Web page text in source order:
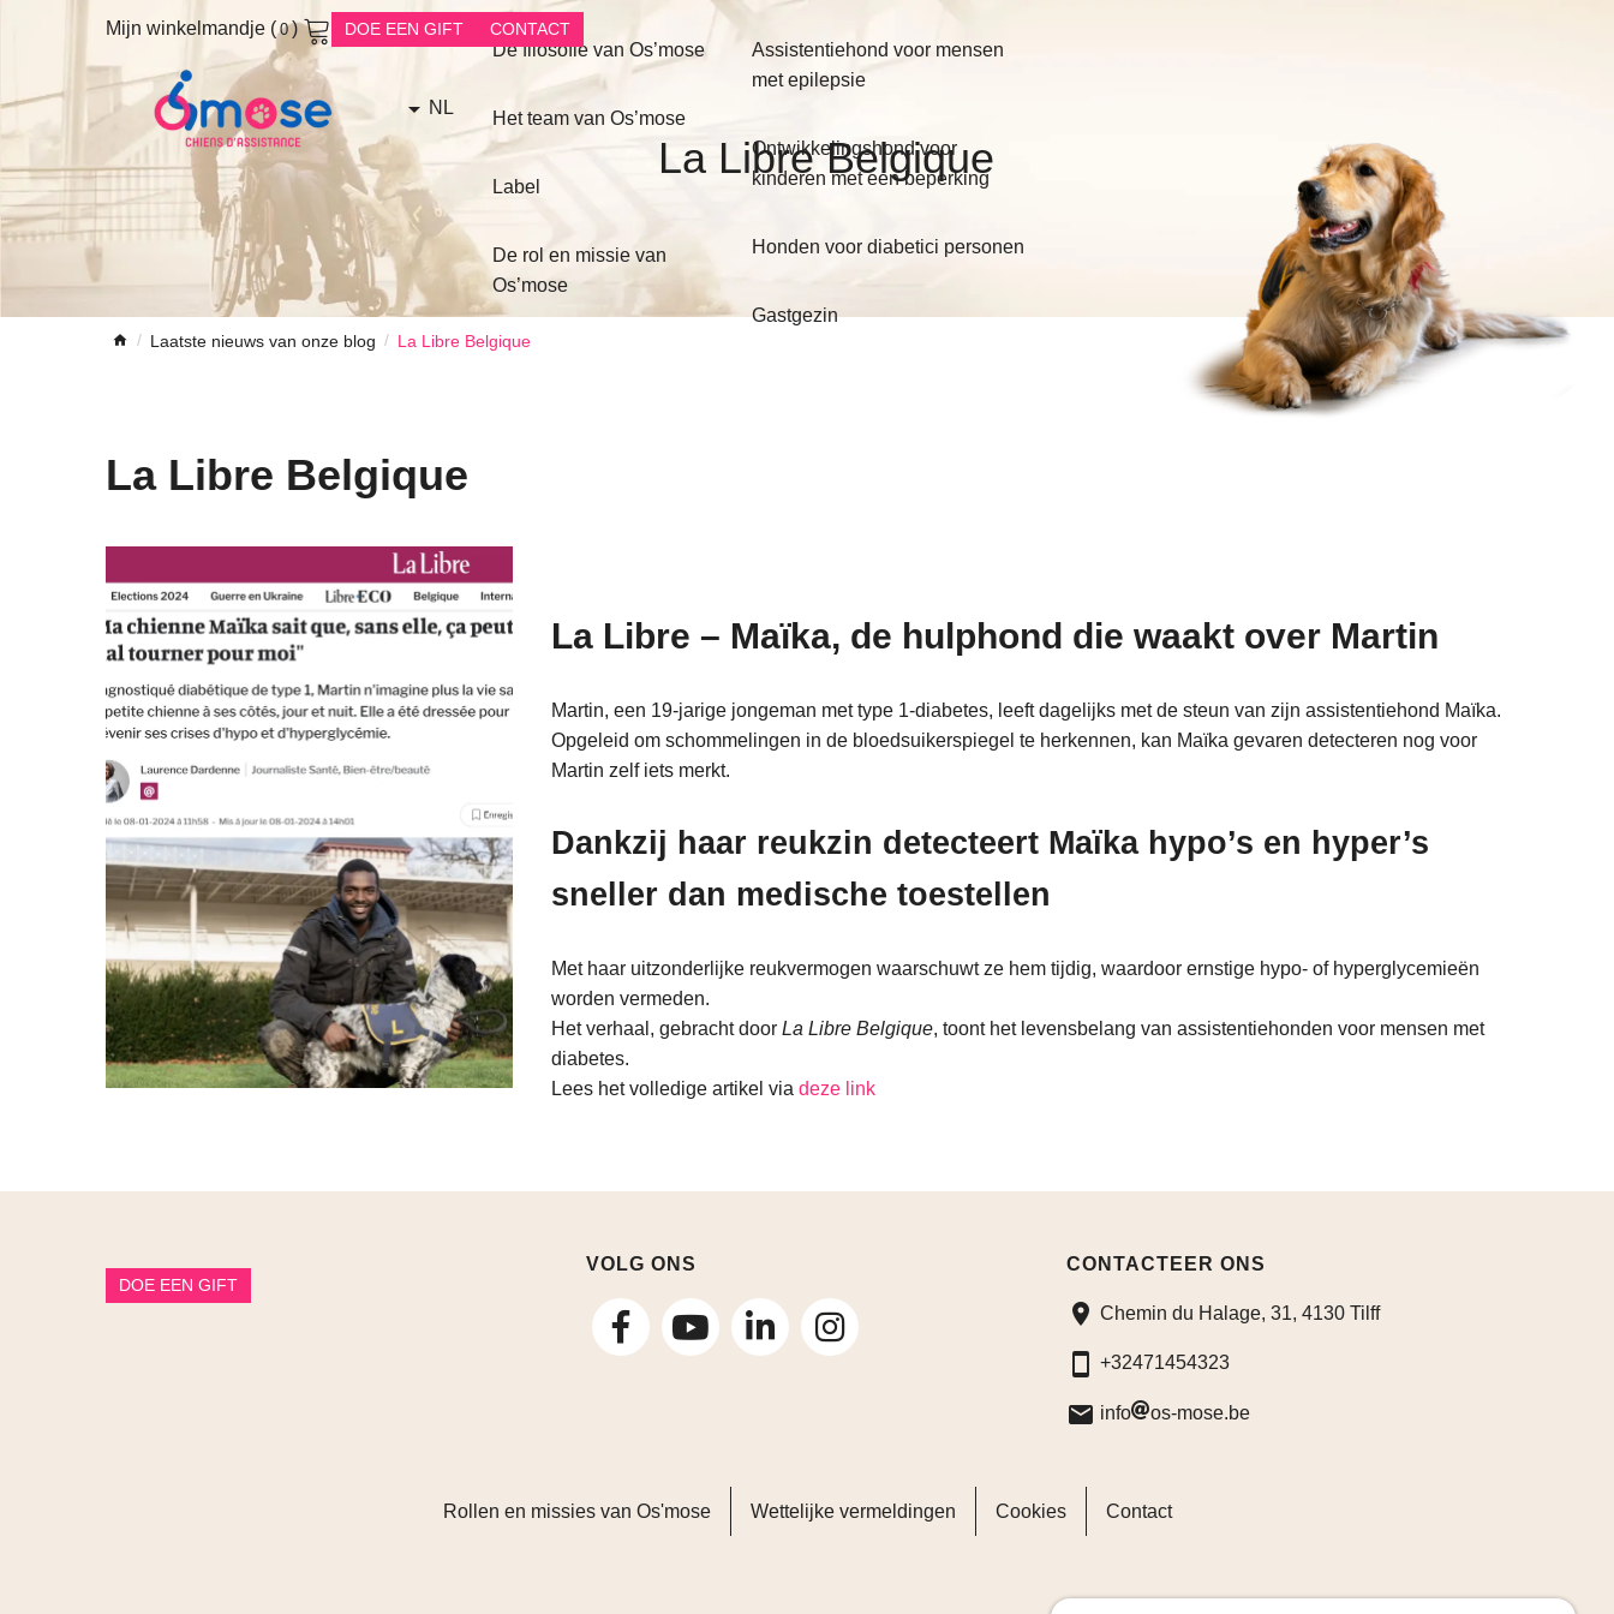
Mijn winkelmandje ( 0 ) DOE EEN GIFT CONTACT
NL
De filosofie van Os’mose
Het team van Os’mose
Label
De rol en missie van
Os’mose
Assistentiehond voor mensen
met epilepsie
Ontwikkelingshond voor
kinderen met een beperking
Honden voor diabetici personen
Gastgezin
La Libre Belgique
Laatste nieuws van onze blog La Libre Belgique
La Libre Belgique
La Libre – Maïka, de hulphond die waakt over Martin
Martin, een 19-jarige jongeman met type 1-diabetes, leeft dagelijks met de steun van zijn assistentiehond Maïka.
Opgeleid om schommelingen in de bloedsuikerspiegel te herkennen, kan Maïka gevaren detecteren nog voor
Martin zelf iets merkt.
Dankzij haar reukzin detecteert Maïka hypo’s en hyper’s
sneller dan medische toestellen
Met haar uitzonderlijke reukvermogen waarschuwt ze hem tijdig, waardoor ernstige hypo- of hyperglycemieën
worden vermeden.
Het verhaal, gebracht door La Libre Belgique, toont het levensbelang van assistentiehonden voor mensen met
diabetes.
Lees het volledige artikel via deze link
DOE EEN GIFT
VOLG ONS
volg
Facebook
volg
LinkedIn
volg
Instagram
CONTACTEER ONS
Chemin du Halage, 31, 4130 Tilff
+32471454323
info os-mose.be
Rollen en missies van Os'mose Wettelijke vermeldingen Cookies Contact